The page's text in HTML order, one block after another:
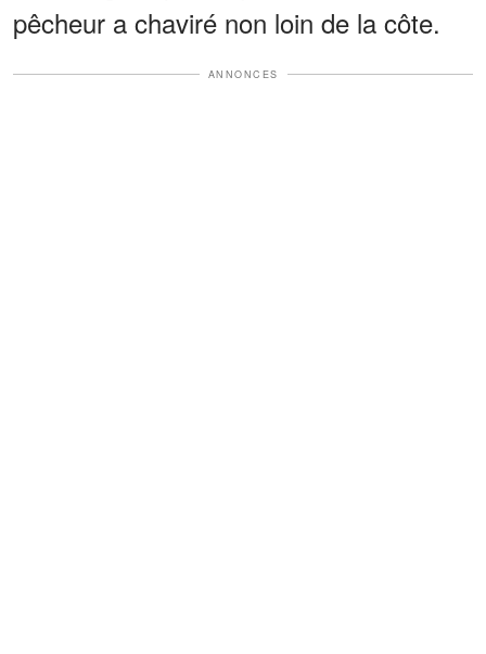
pêcheur a chaviré non loin de la côte.
ANNONCES